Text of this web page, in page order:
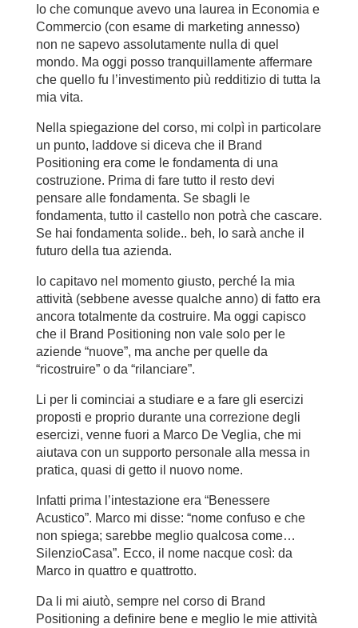
Io che comunque avevo una laurea in Economia e
Commercio (con esame di marketing annesso)
non ne sapevo assolutamente nulla di quel
mondo. Ma oggi posso tranquillamente affermare
che quello fu l’investimento più redditizio di tutta la
mia vita.
Nella spiegazione del corso, mi colpì in particolare
un punto, laddove si diceva che il Brand
Positioning era come le fondamenta di una
costruzione. Prima di fare tutto il resto devi
pensare alle fondamenta. Se sbagli le
fondamenta, tutto il castello non potrà che cascare.
Se hai fondamenta solide.. beh, lo sarà anche il
futuro della tua azienda.
Io capitavo nel momento giusto, perché la mia
attività (sebbene avesse qualche anno) di fatto era
ancora totalmente da costruire. Ma oggi capisco
che il Brand Positioning non vale solo per le
aziende “nuove”, ma anche per quelle da
“ricostruire” o da “rilanciare”.
Li per li cominciai a studiare e a fare gli esercizi
proposti e proprio durante una correzione degli
esercizi, venne fuori a Marco De Veglia, che mi
aiutava con un supporto personale alla messa in
pratica, quasi di getto il nuovo nome.
Infatti prima l’intestazione era “Benessere
Acustico”. Marco mi disse: “nome confuso e che
non spiega; sarebbe meglio qualcosa come…
SilenzioCasa”. Ecco, il nome nacque così: da
Marco in quattro e quattrotto.
Da li mi aiutò, sempre nel corso di Brand
Positioning a definire bene e meglio le mie attività